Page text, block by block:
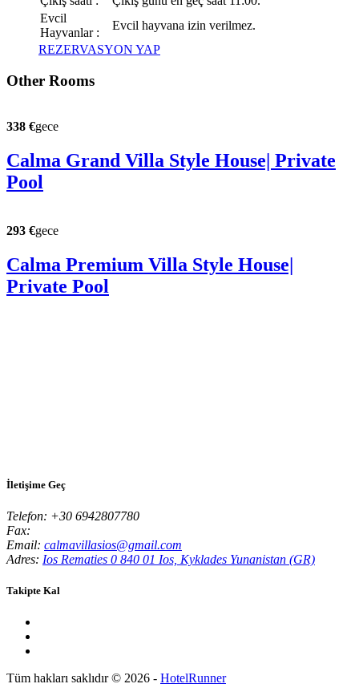
Evcil
Hayvanlar :
Evcil hayvana izin verilmez.
REZERVASYON YAP
Other Rooms
338 €gece
Calma Grand Villa Style House| Private
Pool
293 €gece
Calma Premium Villa Style House|
Private Pool
İletişime Geç
Telefon: +30 6942807780
Fax:
Email: calmavillasios@gmail.com
Adres: Ios Rematies 0 840 01 Ios, Kyklades Yunanistan (GR)
Takipte Kal
Tüm hakları saklıdır © 2026 - HotelRunner